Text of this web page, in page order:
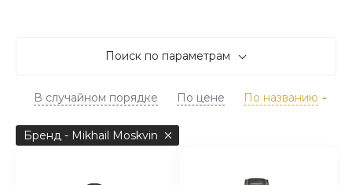
Поиск по параметрам
В случайном порядке По цене По названию
Бренд - Mikhail Moskvin